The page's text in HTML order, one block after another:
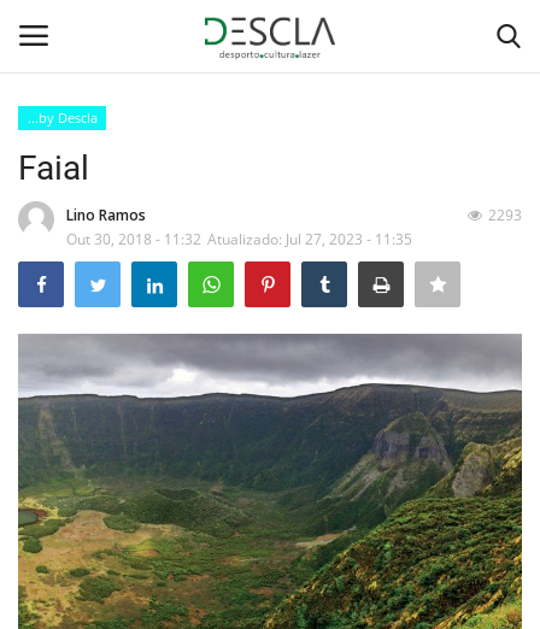
Home
...by Descla
Desporto
Contactos
Sobre Nós
Educação
Estatuto Editorial
...by Descla
Faial
Lino Ramos
Out 30, 2018 - 11:32 Atualizado: Jul 27, 2023 - 11:35
2293